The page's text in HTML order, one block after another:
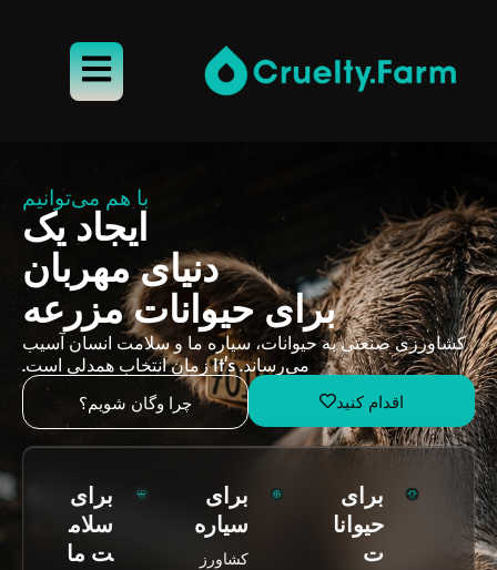
با هم می‌توانیم
ایجاد یک
دنیای مهربان
برای حیوانات مزرعه
کشاورزی صنعتی به حیوانات، سیاره ما و سلامت انسان آسیب
می‌رساند. It's زمان انتخاب همدلی است.
اقدام کنید چرا وگان شویم؟
برای
حیوانا
ت
برای
سیاره
کشاورز
برای
سلام
ت ما